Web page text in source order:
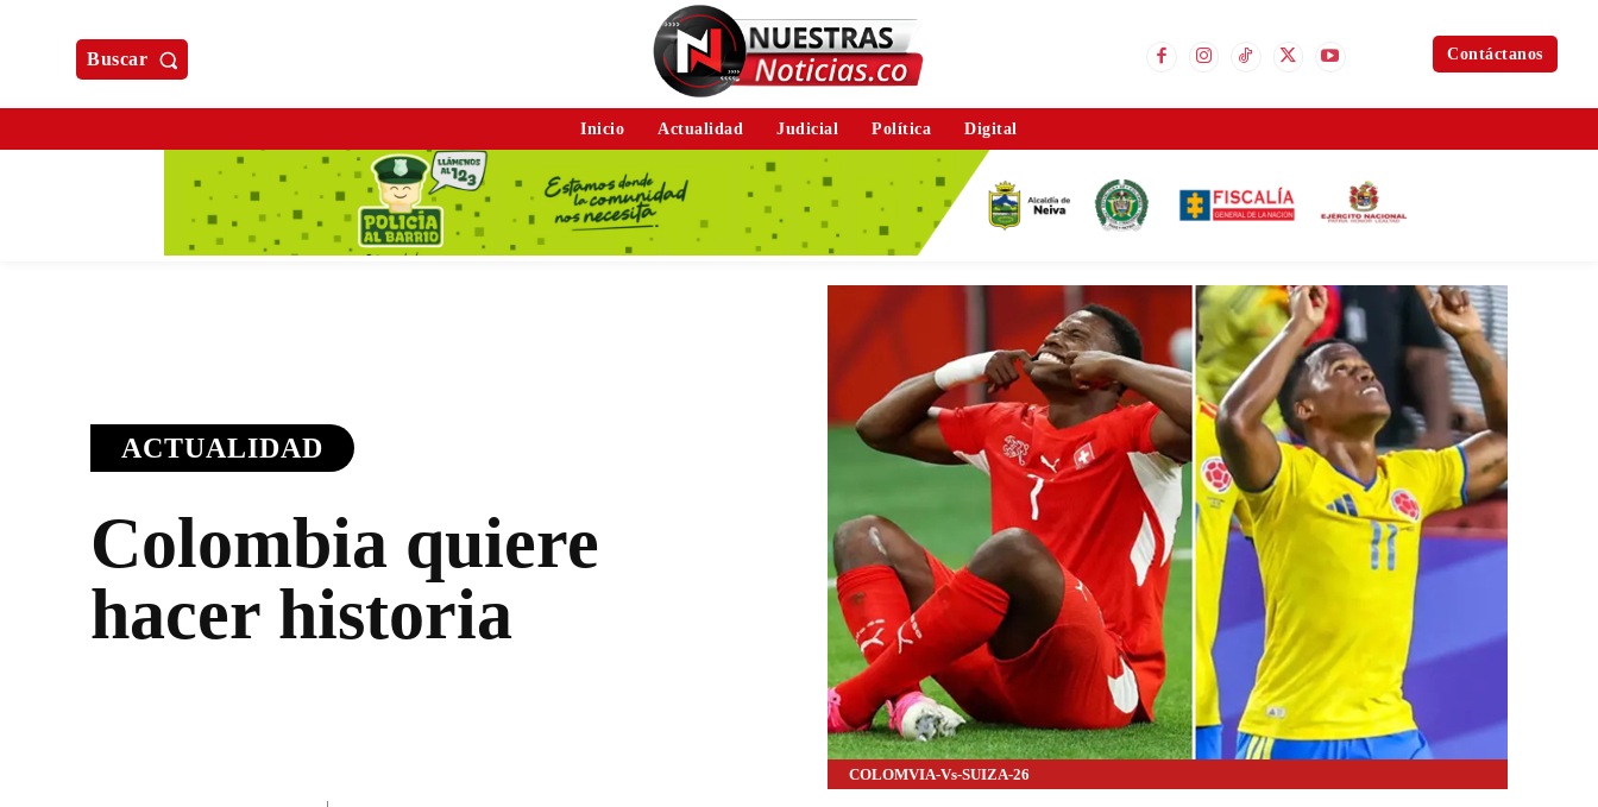
Buscar Contáctanos
Inicio Actualidad Judicial Política Digital
ACTUALIDAD
Colombia quiere
hacer historia
COLOMVIA-Vs-SUIZA-26